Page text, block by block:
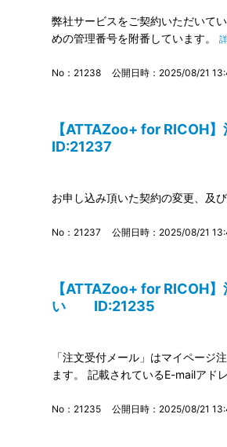
弊社サービスをご契約いただいて
めの管理番号を附番しています。
No：21238 公開日時：2025/08/21
【ATTAZoo+ for RICOH
ID:21237
お申し込み頂いた契約の変更、及
No：21237 公開日時：2025/08/21
【ATTAZoo+ for RICOH
い ID:21235
「注文受付メール」はマイページ
ます。 記載されているE-mailアド
No：21235 公開日時：2025/08/21